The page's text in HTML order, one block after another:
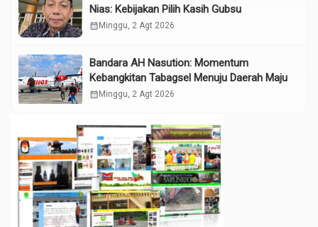
Nias: Kebijakan Pilih Kasih Gubsu
calendar_monthMinggu, 2 Agt 2026
Bandara AH Nasution: Momentum
Kebangkitan Tabagsel Menuju Daerah Maju
calendar_monthMinggu, 2 Agt 2026